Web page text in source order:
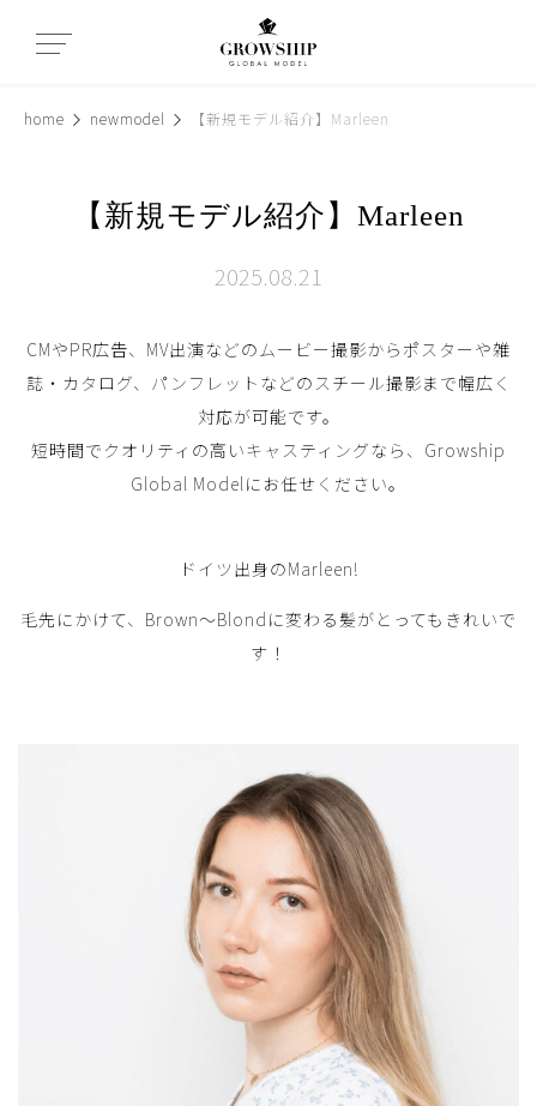
home newmodel 【新規モデル紹介】Marleen
【新規モデル紹介】Marleen
2025.08.21
CMやPR広告、MV出演などのムービー撮影からポスターや雑
誌・カタログ、パンフレットなどのスチール撮影まで幅広く
対応が可能です。
短時間でクオリティの高いキャスティングなら、Growship
Global Modelにお任せください。
ドイツ出身のMarleen!
毛先にかけて、Brown～Blondに変わる髪がとってもきれいで
す！